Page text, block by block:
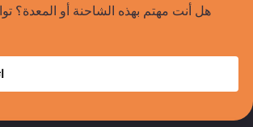
هل أنت مهتم بهذه الشاحنة أو المعدة؟